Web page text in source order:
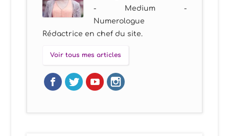
- Medium -
Numerologue
Rédactrice en chef du site.
Voir tous mes articles